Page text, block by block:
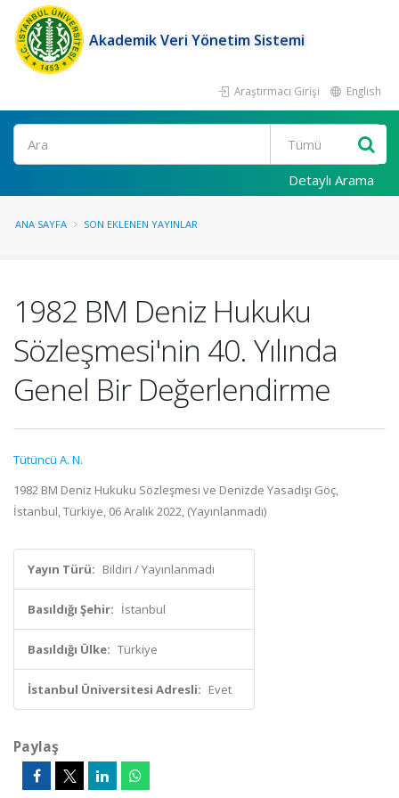
Akademik Veri Yönetim Sistemi
Araştırmacı Girişi English
Ara
Detaylı Arama
ANA SAYFA SON EKLENEN YAYINLAR
1982 BM Deniz Hukuku
Sözleşmesi'nin 40. Yılında
Genel Bir Değerlendirme
Tütüncü A. N.
1982 BM Deniz Hukuku Sözleşmesi ve Denizde Yasadışı Göç,
İstanbul, Türkiye, 06 Aralık 2022, (Yayınlanmadı)
Yayın Türü: Bildiri / Yayınlanmadı
Basıldığı Şehir: İstanbul
Basıldığı Ülke: Türkiye
İstanbul Üniversitesi Adresli: Evet
Paylaş